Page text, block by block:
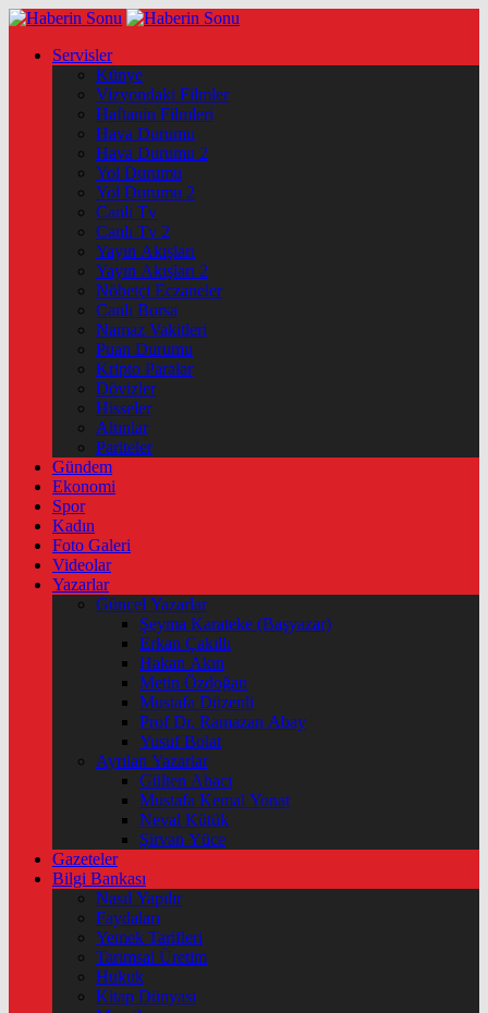
Servisler
Künye
Vizyondaki Filmler
Haftanin Filmleri
Hava Durumu
Hava Durumu 2
Yol Durumu
Yol Durumu 2
Canlı Tv
Canlı Tv 2
Yayın Akışları
Yayın Akışları 2
Nöbetçi Eczaneler
Canlı Borsa
Namaz Vakitleri
Puan Durumu
Kripto Paralar
Dövizler
Hisseler
Altınlar
Pariteler
Gündem
Ekonomi
Spor
Kadın
Foto Galeri
Videolar
Yazarlar
Güncel Yazarlar
Şeyma Karateke (Başyazar)
Erkan Çakıllı
Hakan Akın
Metin Özdoğan
Mustafa Düzenli
Prof Dr. Ramazan Abay
Yusuf Bolat
Ayrılan Yazarlar
Gülten Abacı
Mustafa Kemal Yonat
Neval Kütük
Şirvan Yüce
Gazeteler
Bilgi Bankası
Nasıl Yapılır
Faydaları
Yemek Tarifleri
Tarımsal Üretim
Hukuk
Kitap Dünyası